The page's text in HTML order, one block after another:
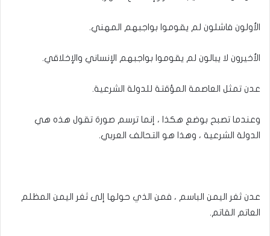
الأولون فاشلون لم يقوموا بواجبهم المهني.
الأخيرون لا يبالون لم يقوموا بواجبهم الإنساني والإخلاقي.
عدن تمثل العاصمة المؤقتة للدولة الشرعية.
وعندما تصبح بوضع هكذا ، إنما ترسم صورة تقول هذه هي
الدولة الشرعية ، وهذا هو التحالف العربي.
عدن ثغر اليمن الباسم ، فمن الذي حولها إلى ثغر اليمن المظلم
العاتم القاتم.